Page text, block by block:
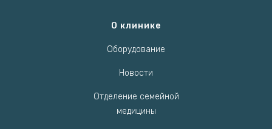
О клинике
Оборудование
Новости
Отделение семейной
медицины